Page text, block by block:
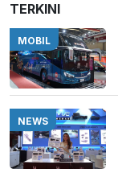
TERKINI
MOBIL
NEWS